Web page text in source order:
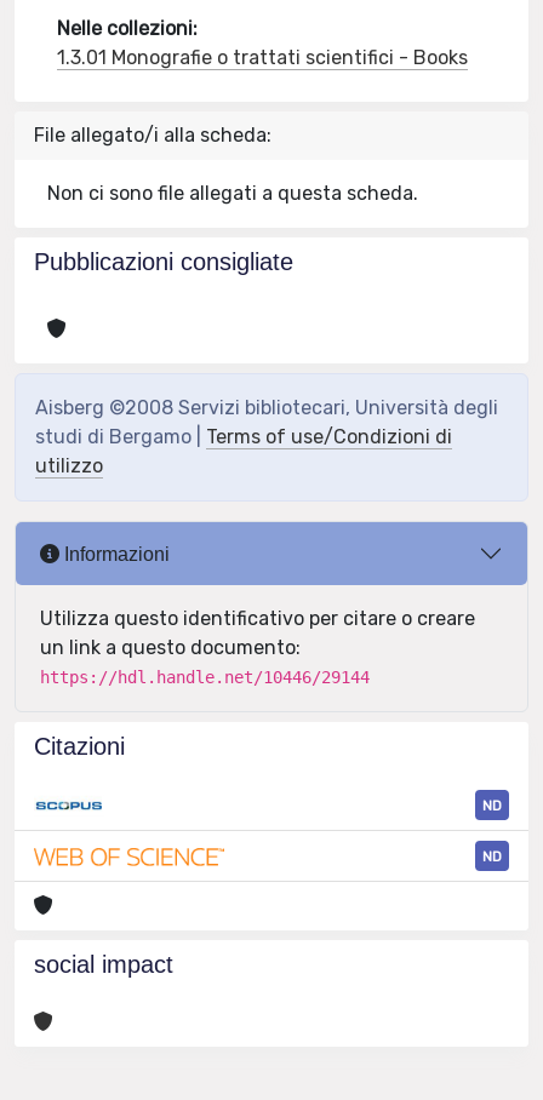
Nelle collezioni:
1.3.01 Monografie o trattati scientifici - Books
File allegato/i alla scheda:
Non ci sono file allegati a questa scheda.
Pubblicazioni consigliate
Aisberg ©2008 Servizi bibliotecari, Università degli
studi di Bergamo | Terms of use/Condizioni di
utilizzo
Informazioni
Utilizza questo identificativo per citare o creare
un link a questo documento:
https://hdl.handle.net/10446/29144
Citazioni
ND
ND
social impact